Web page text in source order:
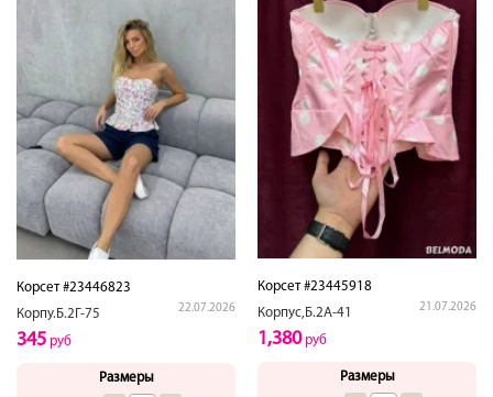
Корсет #23446823
Корпу.Б.2Г-75
22.07.2026
345 руб
Размеры
Корсет #23445918
Корпус,Б.2А-41
21.07.2026
1,380руб
Размеры